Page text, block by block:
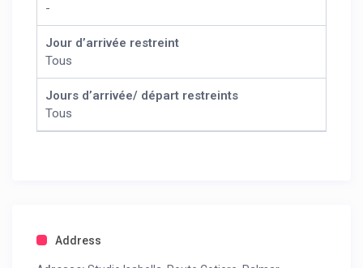
-
Jour d’arrivée restreint
Tous
Jours d’arrivée/ départ restreints
Tous
Address